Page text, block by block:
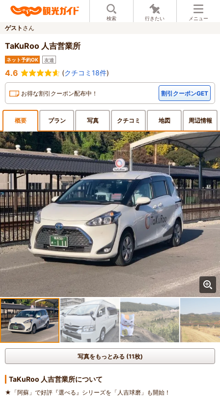
検索 行きたい メニュー
ゲスト さん
TaKuRoo 人吉営業所
ネット予約OK 友達
4.6 (クチコミ18件)
お得な割引クーポン配布中！ 割引クーポンGET
概要 プラン 写真 クチコミ 地図 周辺情報
写真をもっとみる (11枚)
TaKuRoo 人吉営業所について
★「阿蘇」で好評『選べる』シリーズを「人吉球磨」も開始！